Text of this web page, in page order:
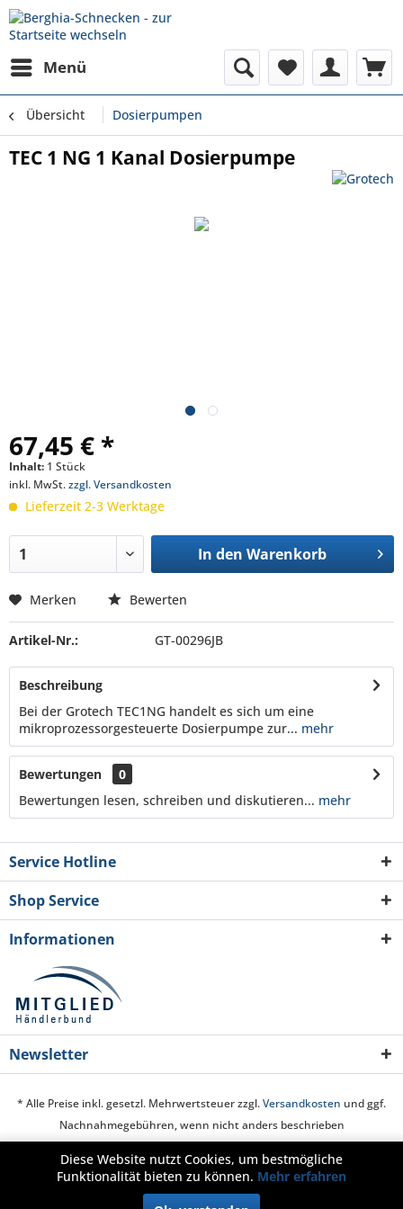
Menü
Übersicht Dosierpumpen
TEC 1 NG 1 Kanal Dosierpumpe
67,45 € *
Inhalt: 1 Stück
inkl. MwSt.zzgl. Versandkosten
Lieferzeit 2-3 Werktage
In den Warenkorb
Merken Bewerten
Artikel-Nr.: GT-00296JB
Beschreibung
Bei der Grotech TEC1NG handelt es sich um eine
mikroprozessorgesteuerte Dosierpumpe zur... mehr
Bewertungen
0
Bewertungen lesen, schreiben und diskutieren... mehr
Service Hotline
Shop Service
Informationen
Newsletter
* Alle Preise inkl. gesetzl. Mehrwertsteuer zzgl.Versandkosten und ggf.
Nachnahmegebühren, wenn nicht anders beschrieben
Cookie-Einstellungen Über uns Hilfe / Support
Kontakt
Widerrufsrecht Datenschutz
Diese Website nutzt Cookies, um bestmögliche
Funktionalität bieten zu können. Mehr erfahren